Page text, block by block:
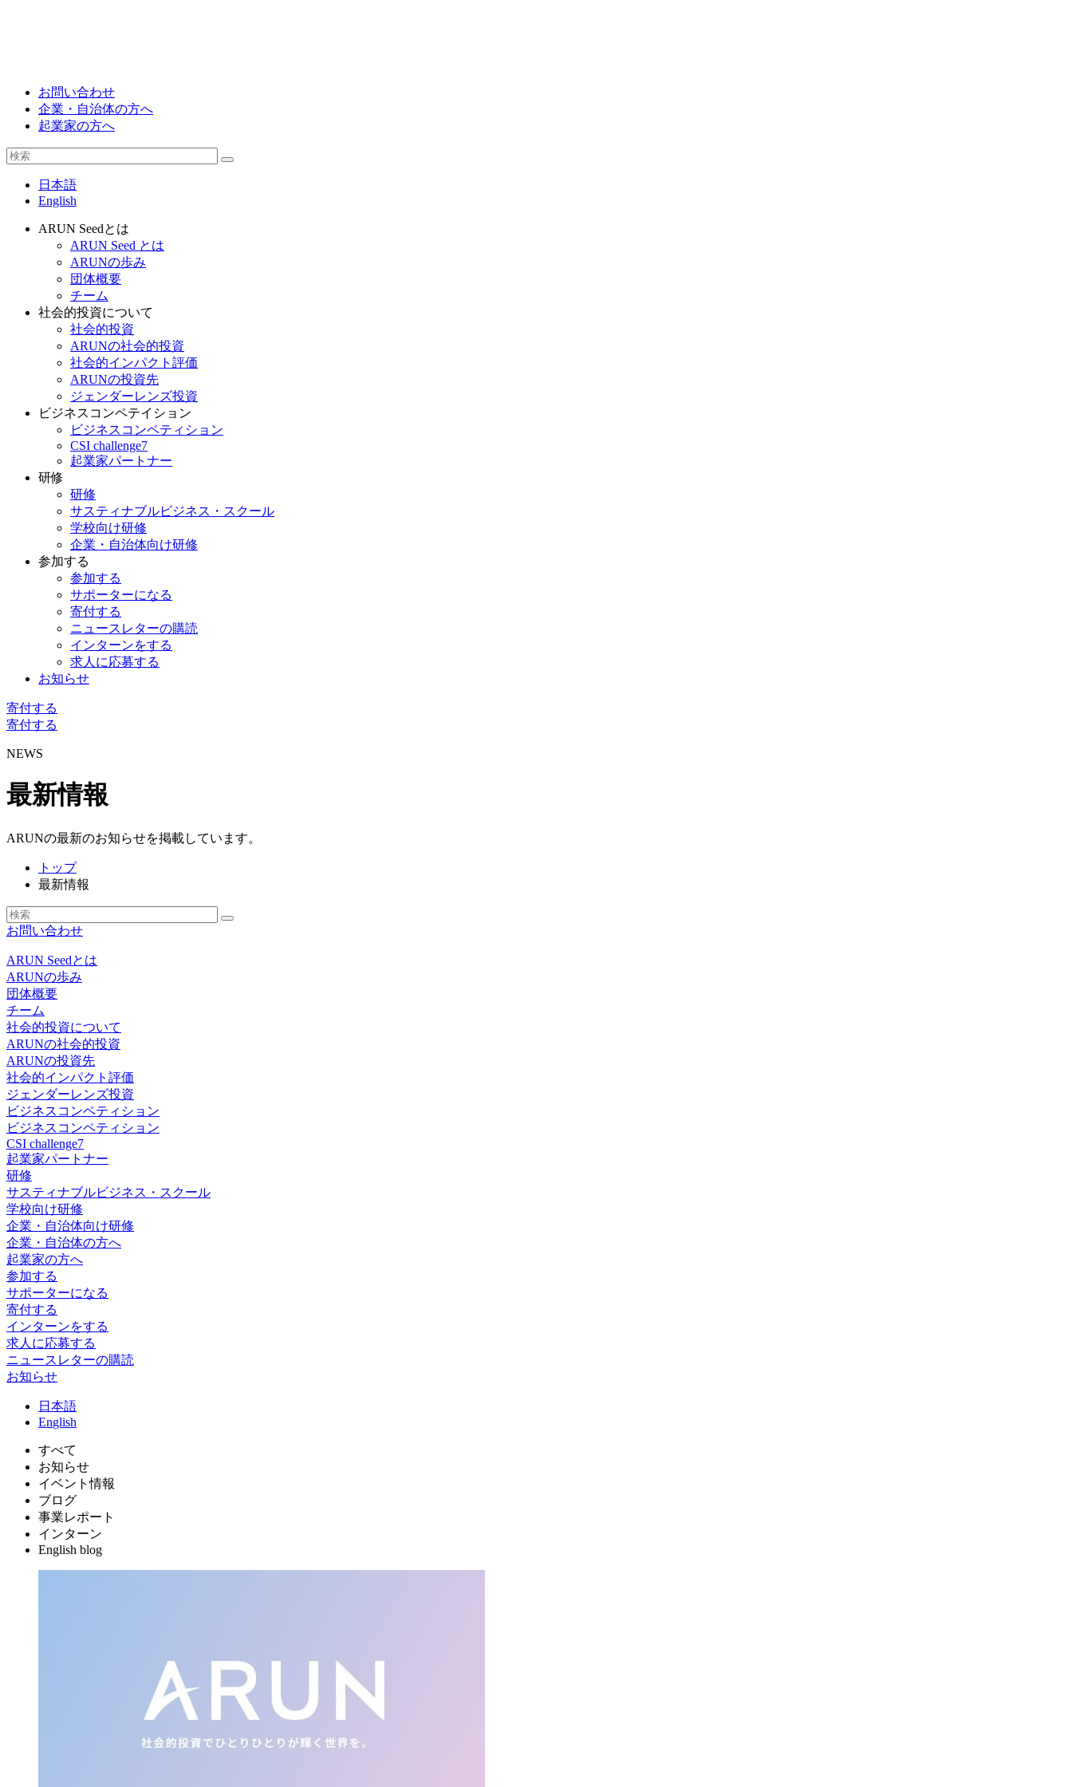
お問い合わせ
企業・自治体の方へ
起業家の方へ
日本語
English
ARUN Seedとは
ARUN Seed とは
ARUNの歩み
団体概要
チーム
社会的投資について
社会的投資
ARUNの社会的投資
社会的インパクト評価
ARUNの投資先
ジェンダーレンズ投資
ビジネスコンペテイション
ビジネスコンペティション
CSI challenge7
起業家パートナー
研修
研修
サスティナブルビジネス・スクール
学校向け研修
企業・自治体向け研修
参加する
参加する
サポーターになる
寄付する
ニュースレターの購読
インターンをする
求人に応募する
お知らせ
寄付する
寄付する
NEWS
最新情報
ARUNの最新のお知らせを掲載しています。
トップ
最新情報
お問い合わせ
ARUN Seedとは
ARUNの歩み
団体概要
チーム
社会的投資について
ARUNの社会的投資
ARUNの投資先
社会的インパクト評価
ジェンダーレンズ投資
ビジネスコンペティション
ビジネスコンペティション
CSI challenge7
起業家パートナー
研修
サスティナブルビジネス・スクール
学校向け研修
企業・自治体向け研修
企業・自治体の方へ
起業家の方へ
参加する
サポーターになる
寄付する
インターンをする
求人に応募する
ニュースレターの購読
お知らせ
日 本語
English
すべて
お知らせ
イベント情報
ブログ
事業レポート
インターン
English blog